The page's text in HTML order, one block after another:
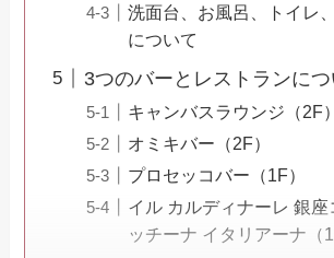
洗面台、お風呂、トイレ
について
3つのバーとレストランにつ
キャンバスラウンジ（2F）
オミキバー（2F）
プロセッコバー（1F）
イル カルディナーレ 銀座
ッチーナ イタリアーナ（